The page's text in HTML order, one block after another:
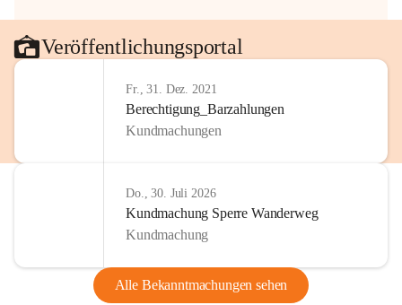
Veröffentlichungsportal
Fr., 31. Dez. 2021
Berechtigung_Barzahlungen
Kundmachungen
Do., 30. Juli 2026
Kundmachung Sperre Wanderweg
Kundmachung
Alle Bekanntmachungen sehen